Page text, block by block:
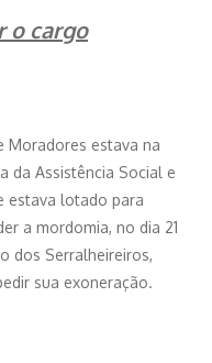
o cargo
Moradores estava na
da Assistência Social e
estava lotado para
a mordomia, no dia 21
dos Serralheireiros,
sua exoneração.